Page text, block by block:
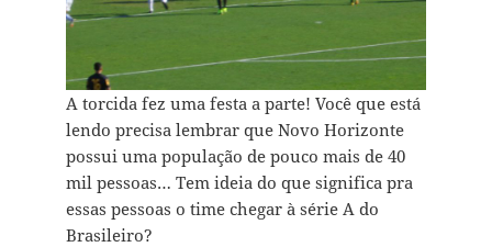
A torcida fez uma festa a parte! Você que está
lendo precisa lembrar que Novo Horizonte
possui uma população de pouco mais de 40
mil pessoas… Tem ideia do que significa pra
essas pessoas o time chegar à série A do
Brasileiro?